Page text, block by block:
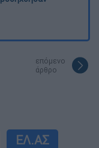
επόμενο
άρθρο
ΕΛ.ΑΣ